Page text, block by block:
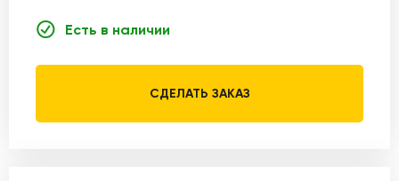
Есть в наличии
СДЕЛАТЬ ЗАКАЗ